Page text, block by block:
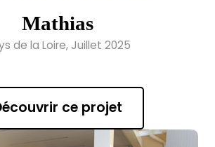
Mathias
de la Loire, Juillet 2025
ce projet